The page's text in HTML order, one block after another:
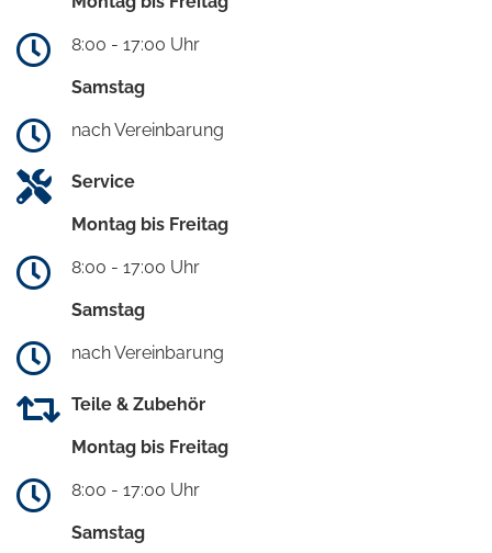
8:00 - 17:00 Uhr
Samstag
nach Vereinbarung
Service
Montag bis Freitag
8:00 - 17:00 Uhr
Samstag
nach Vereinbarung
Teile & Zubehör
Montag bis Freitag
8:00 - 17:00 Uhr
Samstag